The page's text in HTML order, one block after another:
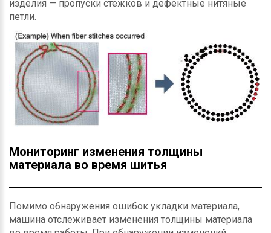
изделия — пропуски стежков и дефектные нитяные
петли.
Мониторинг изменения толщины
материала во время шитья
Помимо обнаружения ошибок укладки материала,
машина отслеживает изменения толщины материала